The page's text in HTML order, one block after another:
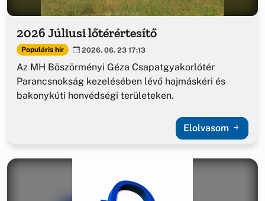
2026 Júliusi lőtérértesítő
Populáris hír 2026. 06. 23 17:13
Az MH Böszörményi Géza Csapatgyakorlótér
Parancsnokság kezelésében lévő hajmáskéri és
bakonykúti honvédségi területeken.
Elolvasom